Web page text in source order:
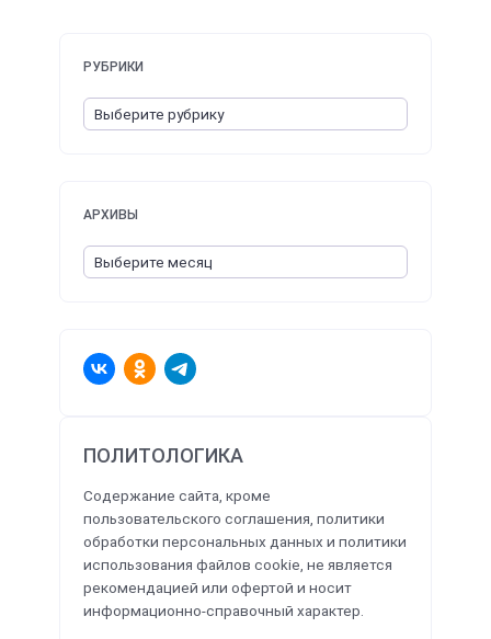
ПОЛИТОЛОГИКА
Содержание сайта, кроме
пользовательского соглашения, политики
обработки персональных данных и политики
использования файлов cookie, не является
рекомендацией или офертой и носит
информационно-справочный характер.
РУБРИКИ
АРХИВЫ